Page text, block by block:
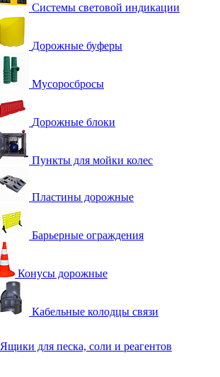
Системы световой индикации
Дорожные буферы
Мусоросбросы
Дорожные блоки
Пункты для мойки колес
Пластины дорожные
Барьерные ограждения
Конусы дорожные
Кабельные колодцы связи
Ящики для песка, соли и реагентов